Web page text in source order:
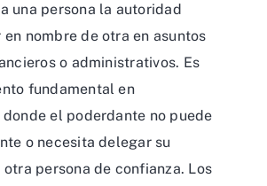
una persona la autoridad
nombre de otra en asuntos
o administrativos. Es
fundamental en
el poderdante no puede
o necesita delegar su
persona de confianza. Los